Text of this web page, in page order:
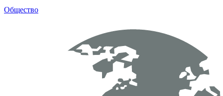
Общество